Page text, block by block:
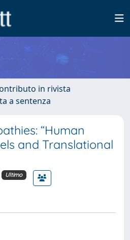
in rivista
a sentenza
“Human
and Translational
Ultimo